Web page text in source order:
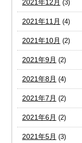
2021年12月 (3)
2021年11月 (4)
2021年10月 (2)
2021年9月 (2)
2021年8月 (4)
2021年7月 (2)
2021年6月 (2)
2021年5月 (3)